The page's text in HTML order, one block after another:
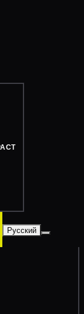
Русский